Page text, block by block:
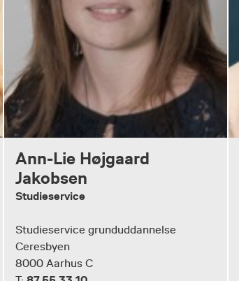
Ann-Lie Højgaard
Jakobsen
Studieservice
Studieservice grunduddannelse
Ceresbyen
8000 Aarhus C